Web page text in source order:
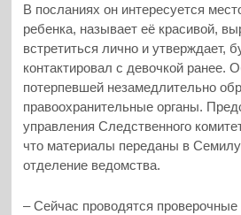
В посланиях он интересуется
ребенка, называет её красивой,
встретиться лично и утверждает,
контактировал с девочкой ранее.
потерпевшей незамедлительно
правоохранительные органы.
управления Следственного
что материалы переданы в
отделение ведомства.
– Сейчас проводятся проверочные